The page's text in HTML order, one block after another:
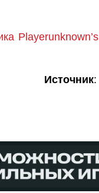
Playerunknown’s
Источник: